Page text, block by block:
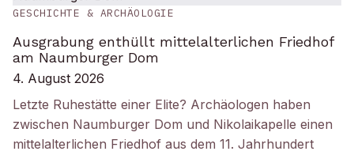
GESCHICHTE & ARCHÄOLOGIE
Ausgrabung enthüllt mittelalterlichen Friedhof
am Naumburger Dom
4. August 2026
Letzte Ruhestätte einer Elite? Archäologen haben
zwischen Naumburger Dom und Nikolaikapelle einen
mittelalterlichen Friedhof aus dem 11. Jahrhundert